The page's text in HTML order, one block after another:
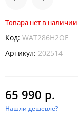
Товара нет в наличии
Код: WAT286H2OE
Артикул: 202514
65 990 р.
Нашли дешевле?